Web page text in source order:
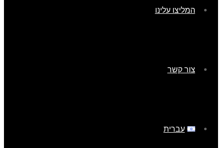
המליצו עלינו
צור קשר
עברית